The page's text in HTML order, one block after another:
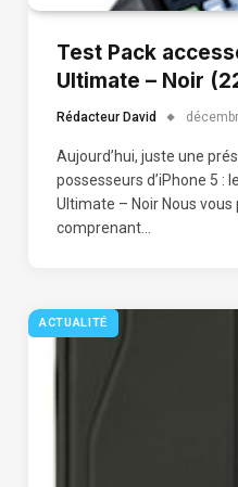
Test Pack
Ultimate – Noir
Rédacteur David
Aujourd’hui, juste une
possesseurs d’iPhone 5 :
Ultimate – Noir Nous
comprenant…
ACTUALITÉ